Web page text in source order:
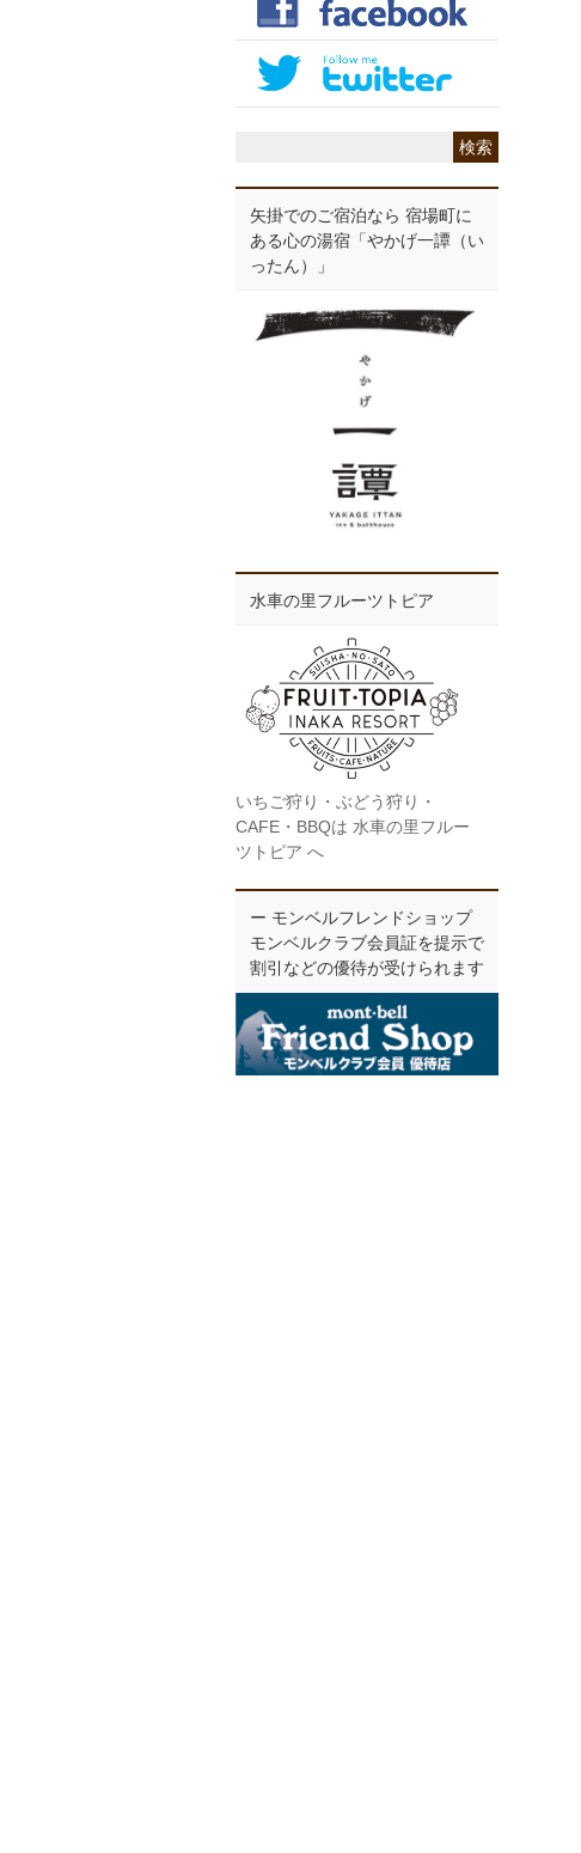
矢掛でのご宿泊なら 宿場町に
ある心の湯宿「やかげ一譚（い
ったん）」
水車の里フルーツトピア
いちご狩り・ぶどう狩り・
CAFE・BBQは 水車の里フルー
ツトピア へ
ー モンベルフレンドショップ
モンベルクラブ会員証を提示で
割引などの優待が受けられます